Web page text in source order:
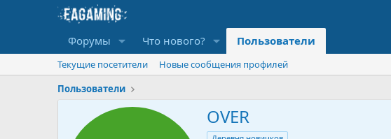
Форумы Что нового? Пользователи
Текущие посетители
Новые сообщения профилей
Пользователи
OVER